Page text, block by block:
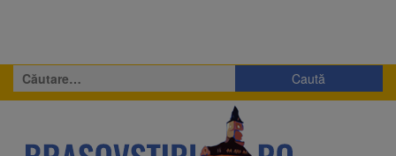
Caută
după: